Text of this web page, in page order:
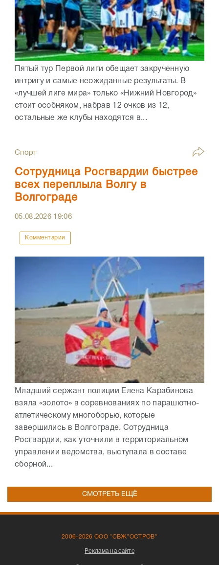
Пятый тур Первой лиги обещает закрученную
интригу и самые неожиданные результаты. В
«лучшей лиге мира» только «Нижний Новгород»
стоит особняком, набрав 12 очков из 12,
остальные же клубы находятся в...
Спорт
Сотрудница Росгвардии быстрее
всех переплыла Волгу в
Волгограде
05.08.2026 19:06
Комментарии
Младший сержант полиции Елена Карабинова
взяла «золото» в соревнованиях по парашютно-
атлетическому многоборью, которые
завершились в Волгограде. Сотрудница
Росгвардии, как уточнили в территориальном
управлении ведомства, выступала в составе
сборной...
СМОТРЕТЬ ЕЩЁ
2006-2026 ООО "СВЖ"ОСТРОВ"
Реклама на сайте